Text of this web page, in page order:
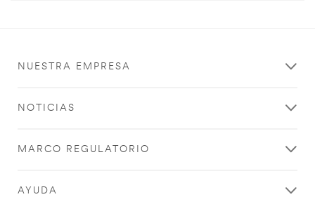
NUESTRA EMPRESA
NOTICIAS
MARCO REGULATORIO
AYUDA